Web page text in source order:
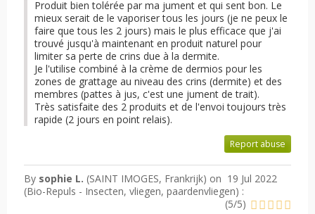
Produit bien tolérée par ma jument et qui sent bon. Le
mieux serait de le vaporiser tous les jours (je ne peux le
faire que tous les 2 jours) mais le plus efficace que j'ai
trouvé jusqu'à maintenant en produit naturel pour
limiter sa perte de crins due à la dermite.
Je l'utilise combiné à la crème de dermios pour les
zones de grattage au niveau des crins (dermite) et des
membres (pattes à jus, c'est une jument de trait).
Très satisfaite des 2 produits et de l'envoi toujours très
rapide (2 jours en point relais).
Report abuse
By sophie L. (SAINT IMOGES, Frankrijk) on 19 Jul 2022
(Bio-Repuls - Insecten, vliegen, paardenvliegen) :
(5/5)